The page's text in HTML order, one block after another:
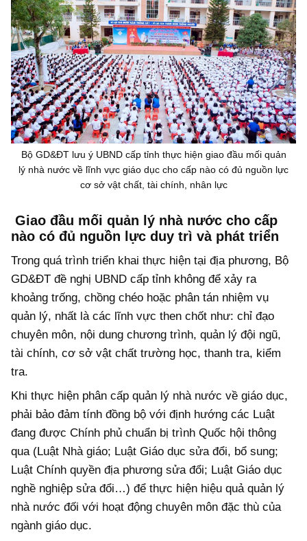
Bộ GD&ĐT lưu ý UBND cấp tỉnh thực hiện giao đầu mối quản
lý nhà nước về lĩnh vực giáo dục cho cấp nào có đủ nguồn lực
cơ sở vật chất, tài chính, nhân lực
Giao đầu mối quản lý nhà nước cho cấp
nào có đủ nguồn lực duy trì và phát triển
Trong quá trình triển khai thực hiện tại địa phương, Bộ
GD&ĐT đề nghị UBND cấp tỉnh không để xảy ra
khoảng trống, chồng chéo hoặc phân tán nhiệm vụ
quản lý, nhất là các lĩnh vực then chốt như: chỉ đạo
chuyên môn, nội dung chương trình, quản lý đội ngũ,
tài chính, cơ sở vật chất trường học, thanh tra, kiểm
tra.
Khi thực hiện phân cấp quản lý nhà nước về giáo dục,
phải bảo đảm tính đồng bộ với định hướng các Luật
đang được Chính phủ chuẩn bị trình Quốc hội thông
qua (Luật Nhà giáo; Luật Giáo dục sửa đổi, bổ sung;
Luật Chính quyền địa phương sửa đổi; Luật Giáo dục
nghề nghiệp sửa đổi…) để thực hiện hiệu quả quản lý
nhà nước đối với hoạt động chuyên môn đặc thù của
ngành giáo dục.